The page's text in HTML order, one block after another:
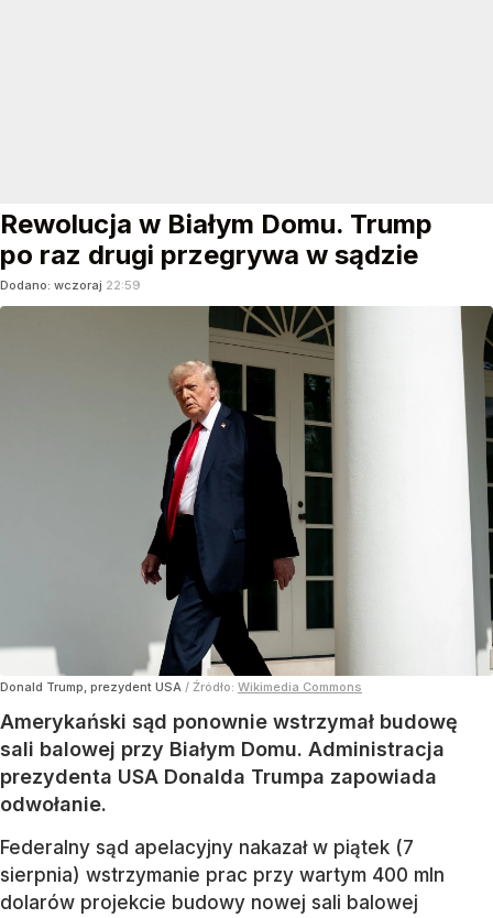
Rewolucja w Białym Domu. Trump
po raz drugi przegrywa w sądzie
Dodano: wczoraj 22:59
Donald Trump, prezydent USA / Źródło: Wikimedia Commons
Amerykański sąd ponownie wstrzymał budowę
sali balowej przy Białym Domu. Administracja
prezydenta USA Donalda Trumpa zapowiada
odwołanie.
Federalny sąd apelacyjny nakazał w piątek (7
sierpnia) wstrzymanie prac przy wartym 400 mln
dolarów projekcie budowy nowej sali balowej